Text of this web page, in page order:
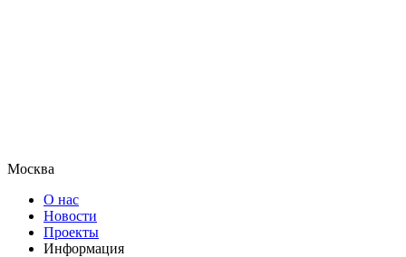
Москва
О нас
Новости
Проекты
Информация